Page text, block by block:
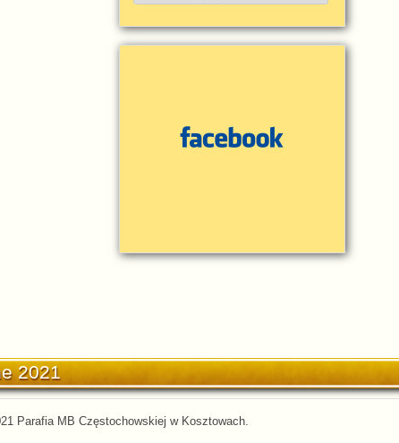
2021
Parafia MB Częstochowskiej w Kosztowach.